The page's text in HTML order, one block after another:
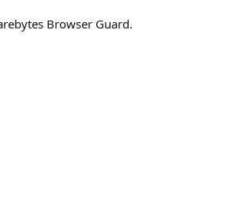
Browser Guard.